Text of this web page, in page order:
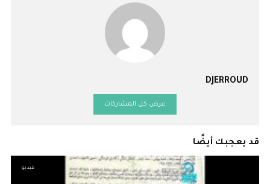
DJERROUD
عرض كل المشاركات
قد يعجبك أيضًا
فيديو